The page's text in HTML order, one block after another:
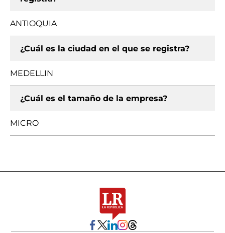
ANTIOQUIA
¿Cuál es la ciudad en el que se registra?
MEDELLIN
¿Cuál es el tamaño de la empresa?
MICRO